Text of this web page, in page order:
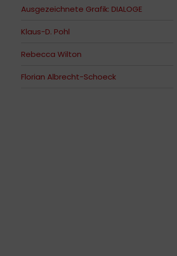
Ausgezeichnete Grafik: DIALOGE
Klaus-D. Pohl
Rebecca Wilton
Florian Albrecht-Schoeck